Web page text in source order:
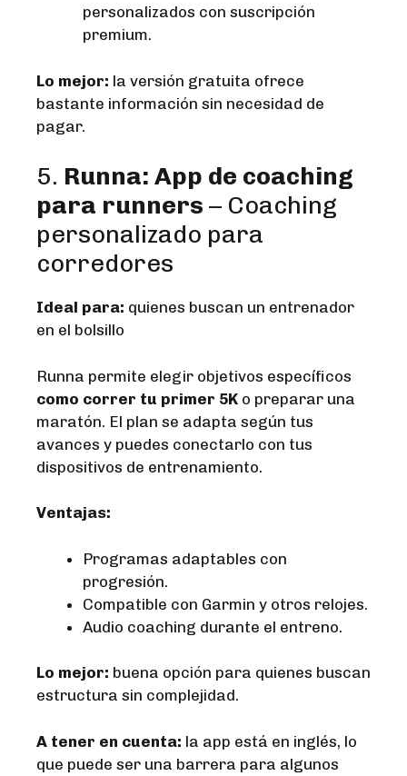
personalizados con suscripción
premium.
Lo mejor: la versión gratuita ofrece
bastante información sin necesidad de
pagar.
5. Runna: App de coaching
para runners – Coaching
personalizado para
corredores
Ideal para: quienes buscan un entrenador
en el bolsillo
Runna permite elegir objetivos específicos
como correr tu primer 5K o preparar una
maratón. El plan se adapta según tus
avances y puedes conectarlo con tus
dispositivos de entrenamiento.
Ventajas:
Programas adaptables con
progresión.
Compatible con Garmin y otros relojes.
Audio coaching durante el entreno.
Lo mejor: buena opción para quienes buscan
estructura sin complejidad.
A tener en cuenta: la app está en inglés, lo
que puede ser una barrera para algunos